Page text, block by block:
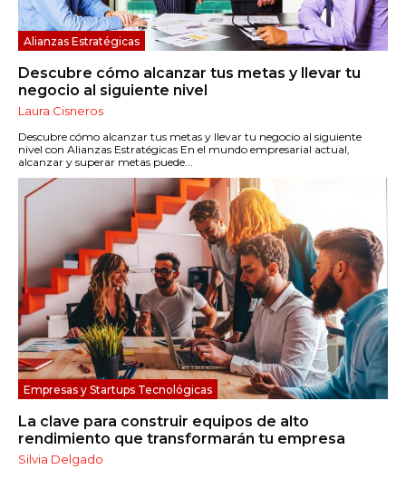
Alianzas Estratégicas
Descubre cómo alcanzar tus metas y llevar tu
negocio al siguiente nivel
Laura Cisneros
Descubre cómo alcanzar tus metas y llevar tu negocio al siguiente
nivel con Alianzas Estratégicas En el mundo empresarial actual,
alcanzar y superar metas puede...
Empresas y Startups Tecnológicas
La clave para construir equipos de alto
rendimiento que transformarán tu empresa
Silvia Delgado